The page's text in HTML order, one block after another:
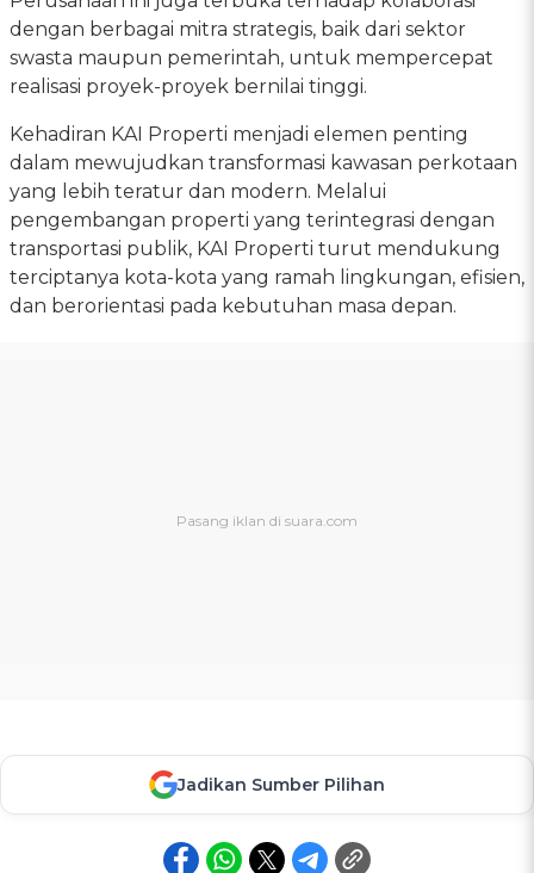
dengan berbagai mitra strategis, baik dari sektor
swasta maupun pemerintah, untuk mempercepat
realisasi proyek-proyek bernilai tinggi.
Kehadiran KAI Properti menjadi elemen penting
dalam mewujudkan transformasi kawasan perkotaan
yang lebih teratur dan modern. Melalui
pengembangan properti yang terintegrasi dengan
transportasi publik, KAI Properti turut mendukung
terciptanya kota-kota yang ramah lingkungan, efisien,
dan berorientasi pada kebutuhan masa depan.
Jadikan Sumber Pilihan